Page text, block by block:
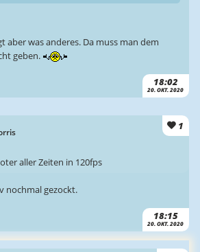
18:02
20. OKT. 2020
aber was anderes. Da muss man dem
geben.
1
18:15
20. OKT. 2020
aller Zeiten in 120fps
nochmal gezockt.